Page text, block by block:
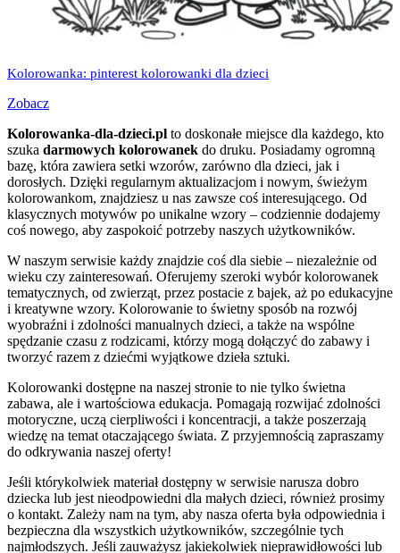
Kolorowanka: pinterest kolorowanki dla dzieci
Zobacz
Kolorowanka-dla-dzieci.pl to doskonałe miejsce dla każdego, kto
szuka darmowych kolorowanek do druku. Posiadamy ogromną
bazę, która zawiera setki wzorów, zarówno dla dzieci, jak i
dorosłych. Dzięki regularnym aktualizacjom i nowym, świeżym
kolorowankom, znajdziesz u nas zawsze coś interesującego. Od
klasycznych motywów po unikalne wzory – codziennie dodajemy
coś nowego, aby zaspokoić potrzeby naszych użytkowników.
W naszym serwisie każdy znajdzie coś dla siebie – niezależnie od
wieku czy zainteresowań. Oferujemy szeroki wybór kolorowanek
tematycznych, od zwierząt, przez postacie z bajek, aż po edukacyjne
i kreatywne wzory. Kolorowanie to świetny sposób na rozwój
wyobraźni i zdolności manualnych dzieci, a także na wspólne
spędzanie czasu z rodzicami, którzy mogą dołączyć do zabawy i
tworzyć razem z dziećmi wyjątkowe dzieła sztuki.
Kolorowanki dostępne na naszej stronie to nie tylko świetna
zabawa, ale i wartościowa edukacja. Pomagają rozwijać zdolności
motoryczne, uczą cierpliwości i koncentracji, a także poszerzają
wiedzę na temat otaczającego świata. Z przyjemnością zapraszamy
do odkrywania naszej oferty!
Jeśli którykolwiek materiał dostępny w serwisie narusza dobro
dziecka lub jest nieodpowiedni dla małych dzieci, również prosimy
o kontakt. Zależy nam na tym, aby nasza oferta była odpowiednia i
bezpieczna dla wszystkich użytkowników, szczególnie tych
najmłodszych. Jeśli zauważysz jakiekolwiek nieprawidłowości lub